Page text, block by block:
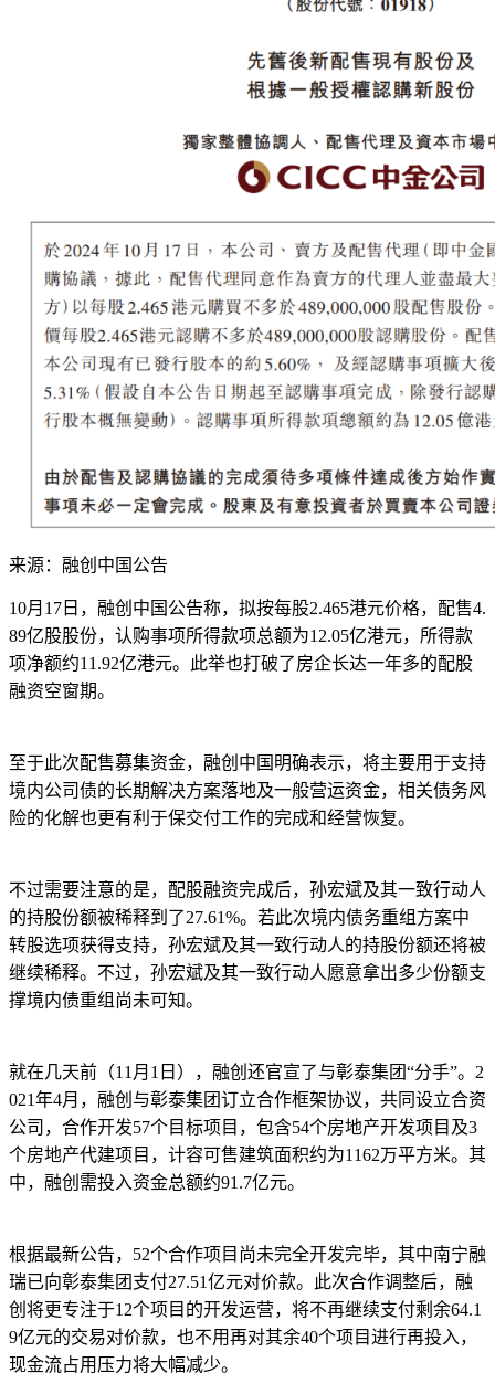
来源：融创中国公告
10月17日，融创中国公告称，拟按每股2.465港元价格，配售4.
89亿股股份，认购事项所得款项总额为12.05亿港元，所得款
项净额约11.92亿港元。此举也打破了房企长达一年多的配股
融资空窗期。
至于此次配售募集资金，融创中国明确表示，将主要用于支持
境内公司债的长期解决方案落地及一般营运资金，相关债务风
险的化解也更有利于保交付工作的完成和经营恢复。
不过需要注意的是，配股融资完成后，孙宏斌及其一致行动人
的持股份额被稀释到了27.61%。若此次境内债务重组方案中
转股选项获得支持，孙宏斌及其一致行动人的持股份额还将被
继续稀释。不过，孙宏斌及其一致行动人愿意拿出多少份额支
撑境内债重组尚未可知。
就在几天前（11月1日），融创还官宣了与彰泰集团“分手”。2
021年4月，融创与彰泰集团订立合作框架协议，共同设立合资
公司，合作开发57个目标项目，包含54个房地产开发项目及3
个房地产代建项目，计容可售建筑面积约为1162万平方米。其
中，融创需投入资金总额约91.7亿元。
根据最新公告，52个合作项目尚未完全开发完毕，其中南宁融
瑞已向彰泰集团支付27.51亿元对价款。此次合作调整后，融
创将更专注于12个项目的开发运营，将不再继续支付剩余64.1
9亿元的交易对价款，也不用再对其余40个项目进行再投入，
现金流占用压力将大幅减少。